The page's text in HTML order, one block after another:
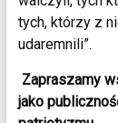
tych, którzy z
udaremnili”.
Zapraszamy
jako